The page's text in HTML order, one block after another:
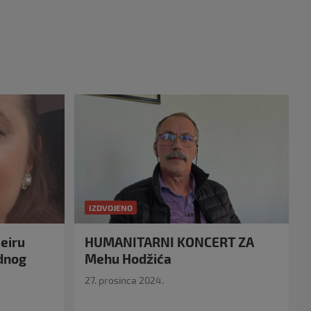
IZDVOJENO
HUMANITARNI KONCERT ZA
Mehu Hodžića
27. prosinca 2024.